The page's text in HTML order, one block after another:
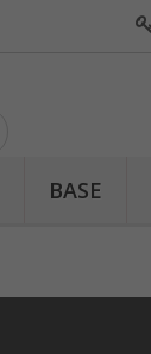
BASE